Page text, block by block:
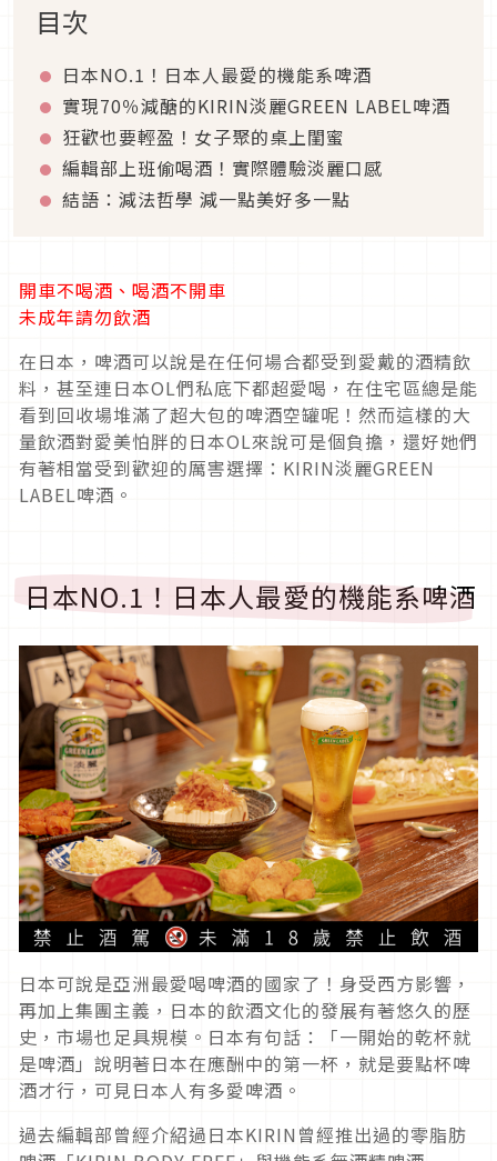
目次
日本NO.1！日本人最愛的機能系啤酒
實現70％減醣的KIRIN淡麗GREEN LABEL啤酒
狂歡也要輕盈！女子聚的桌上閨蜜
編輯部上班偷喝酒！實際體驗淡麗口感
結語：減法哲學 減一點美好多一點
開車不喝酒、喝酒不開車
未成年請勿飲酒
在日本，啤酒可以說是在任何場合都受到愛戴的酒精飲
料，甚至連日本OL們私底下都超愛喝，在住宅區總是能
看到回收場堆滿了超大包的啤酒空罐呢！然而這樣的大
量飲酒對愛美怕胖的日本OL來說可是個負擔，還好她們
有著相當受到歡迎的厲害選擇：KIRIN淡麗GREEN
LABEL啤酒。
日本NO.1！日本人最愛的機能系啤酒
日本可說是亞洲最愛喝啤酒的國家了！身受西方影響，
再加上集團主義，日本的飲酒文化的發展有著悠久的歷
史，市場也足具規模。日本有句話：「一開始的乾杯就
是啤酒」說明著日本在應酬中的第一杯，就是要點杯啤
酒才行，可見日本人有多愛啤酒。
過去編輯部曾經介紹過日本KIRIN曾經推出過的零脂肪